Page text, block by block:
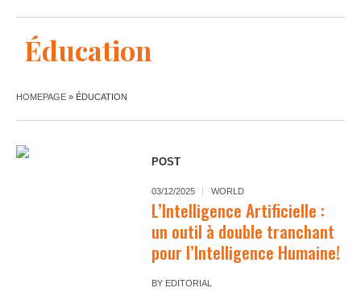
Éducation
HOMEPAGE » ÉDUCATION
POST
03/12/2025 WORLD
L’Intelligence Artificielle :
un outil à double tranchant
pour l’Intelligence Humaine!
BY EDITORIAL